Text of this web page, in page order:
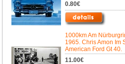
0.80€
1000km Am
1965. Chris Amon Im
American Ford Gt 40.
11.00€